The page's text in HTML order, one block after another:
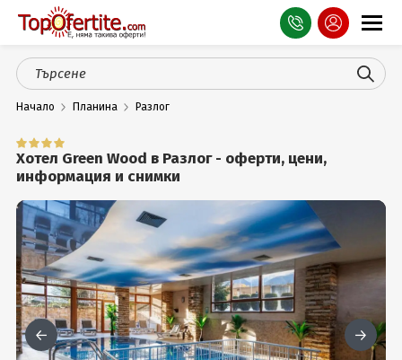
Оферти
СПА
Планина
Чужбина
Празници
Турция
Гърция
Начало Планина Разлог
Хотел Green Wood в Разлог - оферти, цени,
информация и снимки